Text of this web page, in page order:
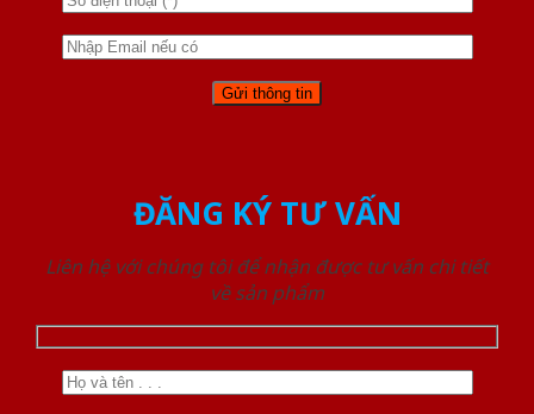
ĐĂNG KÝ TƯ VẤN
Liên hệ với chúng tôi để nhận được tư vấn chi tiết
về sản phẩm